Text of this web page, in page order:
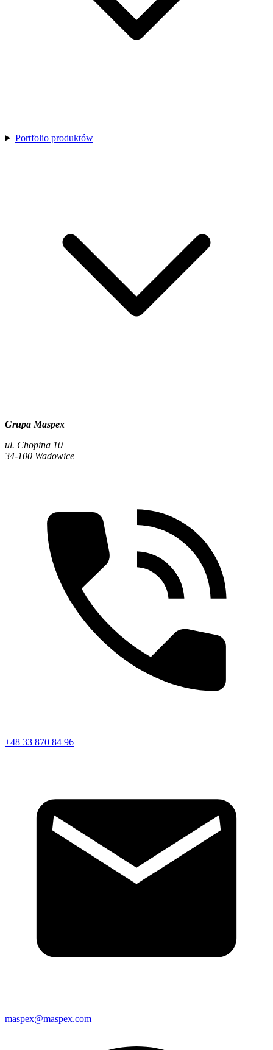
Portfolio produktów
Grupa Maspex
ul. Chopina 10
34-100 Wadowice
+48 33 870 84 96
maspex@maspex.com